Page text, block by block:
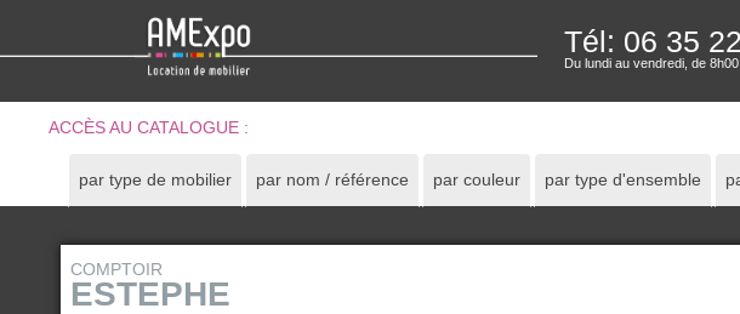
Tél: 06 35
Du lundi au vendredi, de
ACCÈS AU CATALOGUE :
par type de mobilier par nom / référence par couleur par type d'ensemble
COMPTOIR
ESTEPHE